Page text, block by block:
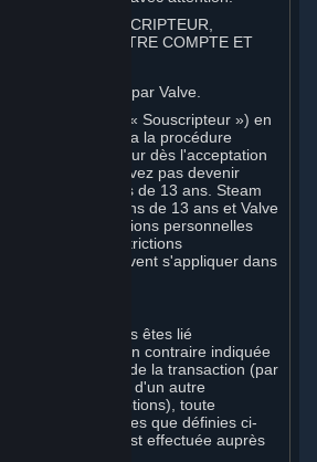
TANT QUE SOUSCRIPTEUR,
CONDITIONS, VOTRE COMPTE ET
en ligne proposé par Valve.
de Steam (« Souscripteur ») en
Steam via la procédure
entre en vigueur dès l'acceptation
Vous ne pouvez pas devenir
êtes âgé de moins de 13 ans. Steam
enfants de moins de 13 ans et Valve
les informations personnelles
13 ans. Des restrictions
matière d'âge peuvent s'appliquer dans
avec Steam, vous êtes lié
Valve. Sauf mention contraire indiquée
ou au moment de la transaction (par
auprès d'un autre
de Souscriptions), toute
Souscriptions (telles que définies ci-
sur Steam est effectuée auprès